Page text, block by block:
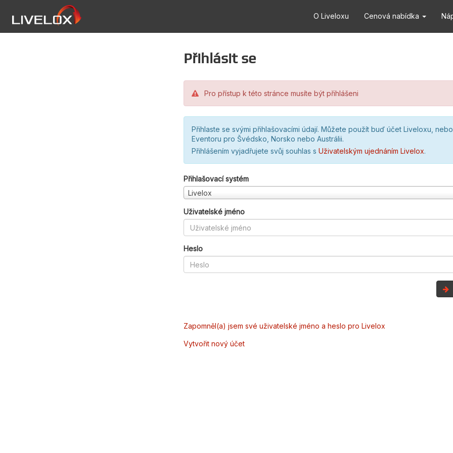
O Liveloxu Cenová nabídka
Přihlásit se
Pro přístup k této stránce musíte být přihlášeni
Přihlaste se svými přihlašovacími údají. Můžete použít buď účet Liveloxu,
Eventoru pro Švédsko, Norsko nebo Austrálii.
Přihlášením vyjadřujete svůj souhlas s Uživatelským ujednáním Livelox.
Přihlašovací systém
Livelox
Uživatelské jméno
Heslo
Zapomněl(a) jsem své uživatelské jméno a heslo pro Livelox
Vytvořit nový účet